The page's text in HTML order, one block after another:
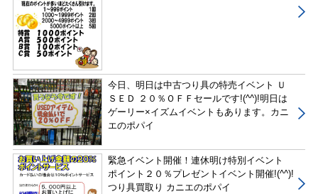
今日、明日は中古つり具の特売イベント Ｕ
ＳＥＤ ２０％ＯＦＦセールです!(^^)!明日は
ゲーリー×イズムイベントもあります。カニ
エのポパイ
緊急イベント開催！連休明け特別イベント
ポイント２０％プレゼントイベント開催!(^^)!
つり具買取り カニエのポパイ